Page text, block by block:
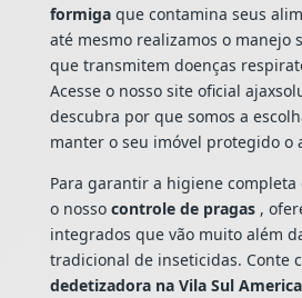
formigaque contamina seus
até mesmo realizamos o manejo
que transmitem doenças
Acesse o nosso site oficial
descubra por que somos a
manter o seu imóvel protegido o
Para garantir a higiene completa
o nosso controle de pragas ,
integrados que vão muito além
tradicional de inseticidas. Conte
dedetizadora na Vila Sul